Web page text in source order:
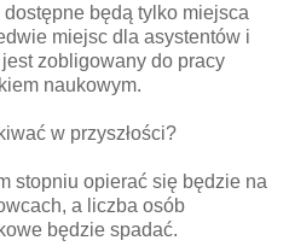
będą tylko miejsca
miejsc dla asystentów i
zobligowany do pracy
naukowym.
w przyszłości?
stopniu opierać się będzie na
a liczba osób
będzie spadać.